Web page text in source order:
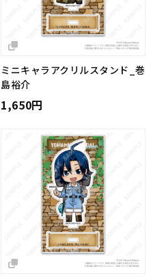
ミニキャラアクリルスタンド_巻
島裕介
1,650円